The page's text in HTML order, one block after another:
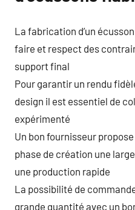
La fabrication d’un
faire et respect des
support final
Pour garantir un rendu
design il est essentiel de
expérimenté
Un bon fournisseur
phase de création une
une production rapide
La possibilité de
grande quantité avec un